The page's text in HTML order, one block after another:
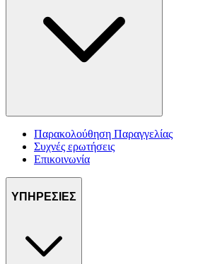
Παρακολούθηση Παραγγελίας
Συχνές ερωτήσεις
Επικοινωνία
ΥΠΗΡΕΣΙΕΣ